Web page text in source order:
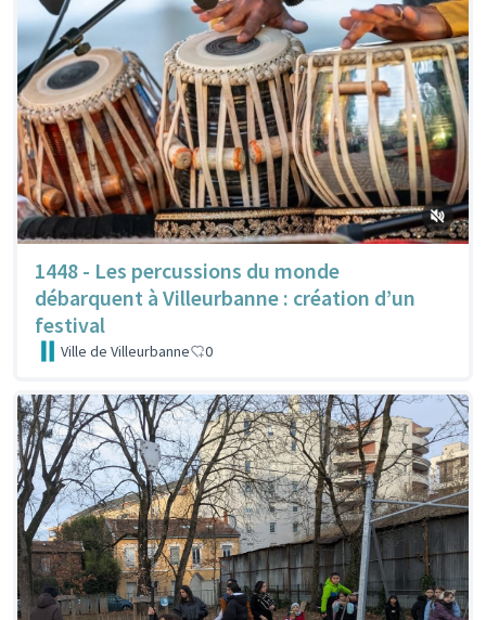
1448 - Les percussions du monde
débarquent à Villeurbanne : création d’un
festival
Ville de Villeurbanne 0